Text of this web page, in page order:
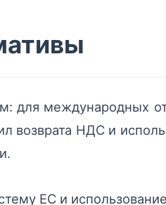
для международных
возврата НДС и
ЕС и